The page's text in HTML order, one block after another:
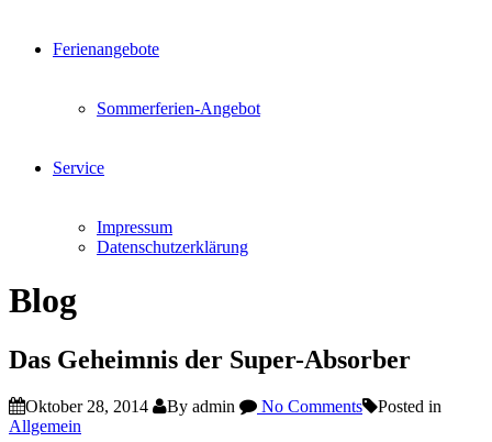
Ferienangebote
Sommerferien-Angebot
Service
Impressum
Datenschutzerklärung
Blog
Das Geheimnis der Super-Absorber
Oktober 28, 2014 By admin No Comments
Posted in
Allgemein